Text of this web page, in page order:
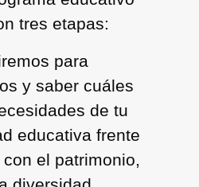
tres etapas:
para
y saber cuáles
de tu
educativa frente
el patrimonio,